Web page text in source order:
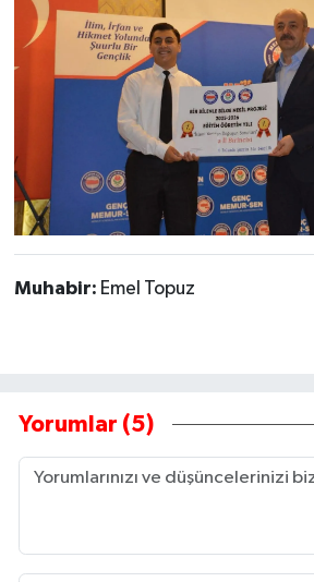
Muhabir: Emel Topuz
Yorumlar (5)